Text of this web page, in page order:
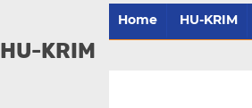
Home HU-KRIM
HU-KRIM